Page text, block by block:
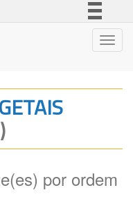
Legislação
por ordem